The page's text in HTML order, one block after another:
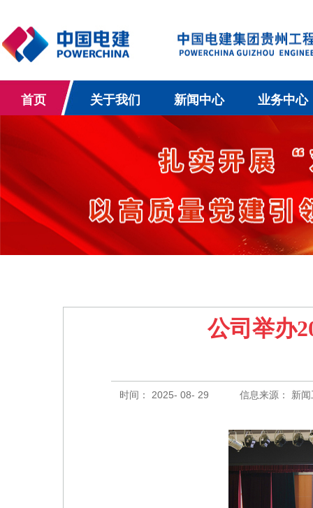
首页 关于我们 新闻中心 业务中心
公司举办
时间： 2025- 08- 29 信息来源： 新闻